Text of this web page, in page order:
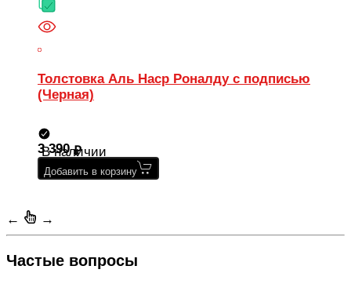
Толстовка Аль Наср Роналду с подписью
(Черная)
В наличии
3 390
Добавить в корзину
← →
Частые вопросы